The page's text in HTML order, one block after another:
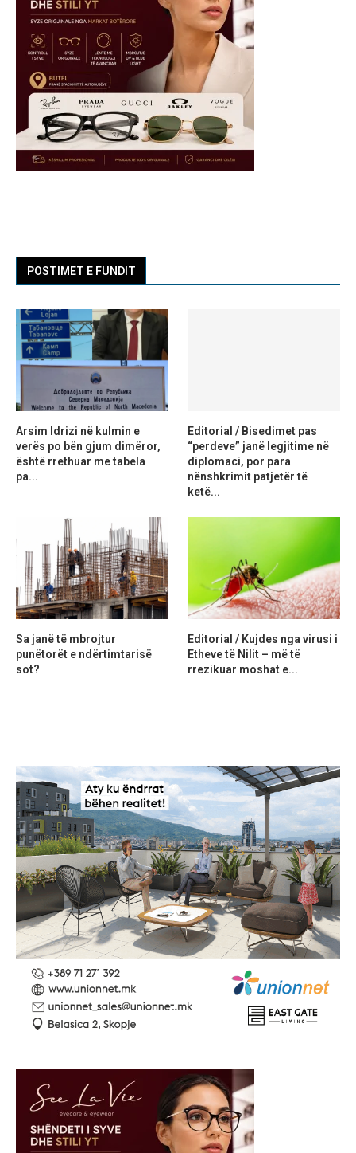
POSTIMET E FUNDIT
Arsim Idrizi në kulmin e
verës po bën gjum dimëror,
është rrethuar me tabela
pa...
Editorial / Bisedimet pas
“perdeve” janë legjitime në
diplomaci, por para
nënshkrimit patjetër të
ketë...
Sa janë të mbrojtur
punëtorët e ndërtimtarisë
sot?
Editorial / Kujdes nga virusi i
Etheve të Nilit – më të
rrezikuar moshat e...